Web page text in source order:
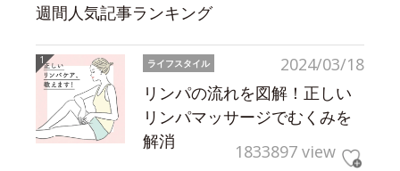
週間人気記事ランキング
2024/03/18
ライフスタイル
リンパの流れを図解！正しい
リンパマッサージでむくみを
解消
1833897 view